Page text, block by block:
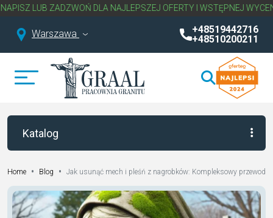
DLA NAJLEPSZEJ OFERTY I WSTĘPNEJ WYCENY NAGROBKA.
Warszawa
+48519442716
+48510200211
Katalog
Home • Blog • Jak usunąć mech i pleśń z nagrobków: Kompleksowy